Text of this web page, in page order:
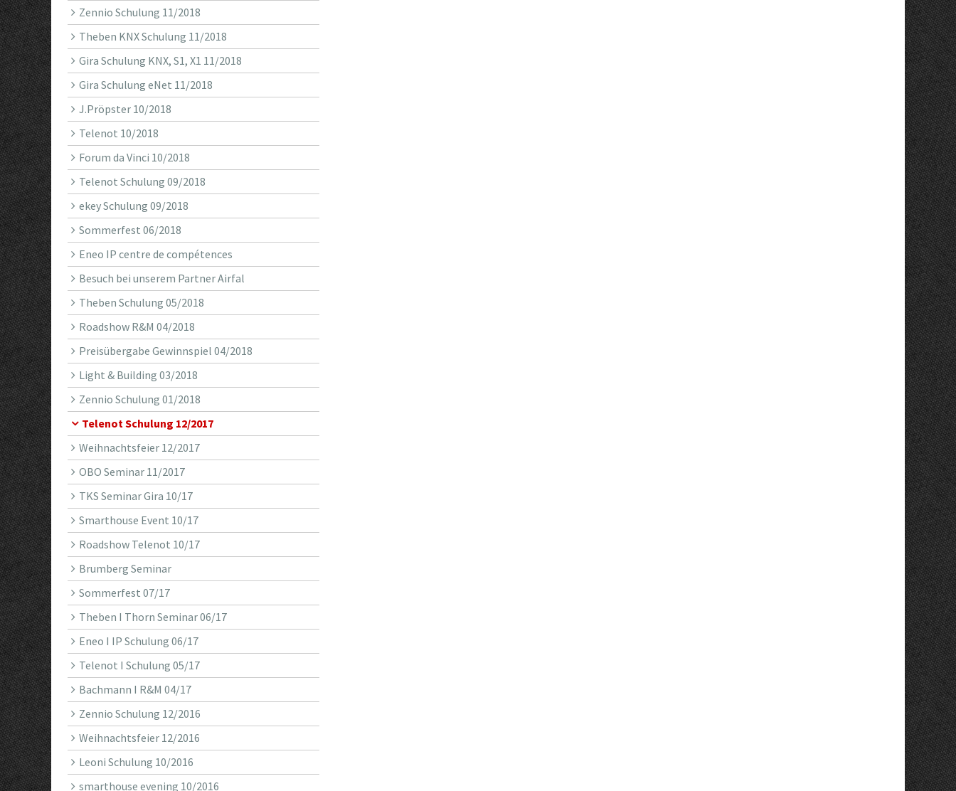
Zennio Schulung 11/2018
Theben KNX Schulung 11/2018
Gira Schulung KNX, S1, X1 11/2018
Gira Schulung eNet 11/2018
J.Pröpster 10/2018
Telenot 10/2018
Forum da Vinci 10/2018
Telenot Schulung 09/2018
ekey Schulung 09/2018
Sommerfest 06/2018
Eneo IP centre de compétences
Besuch bei unserem Partner Airfal
Theben Schulung 05/2018
Roadshow R&M 04/2018
Preisübergabe Gewinnspiel 04/2018
Light & Building 03/2018
Zennio Schulung 01/2018
Telenot Schulung 12/2017
Weihnachtsfeier 12/2017
OBO Seminar 11/2017
TKS Seminar Gira 10/17
Smarthouse Event 10/17
Roadshow Telenot 10/17
Brumberg Seminar
Sommerfest 07/17
Theben I Thorn Seminar 06/17
Eneo I IP Schulung 06/17
Telenot I Schulung 05/17
Bachmann I R&M 04/17
Zennio Schulung 12/2016
Weihnachtsfeier 12/2016
Leoni Schulung 10/2016
smarthouse evening 10/2016